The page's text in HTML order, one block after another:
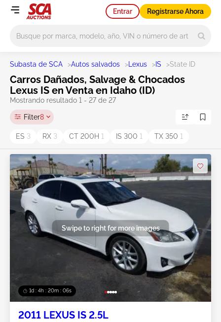
Entrar Registrarse Ahora
Subasta de SCA >Autos salvados > Lexus >IS >State ID
Carros Dañados, Salvage & Chocados
Lexus IS en Venta en Idaho (ID)
Mostrando resultado 1 - 27 de 27
Filter8
ES 3 RX 3 CT 200H 1 IS 300 1 TX 350 1
1d : 4h : 20m : 03s
Swipe to right for more images
2011 LEXUS IS 2.5L